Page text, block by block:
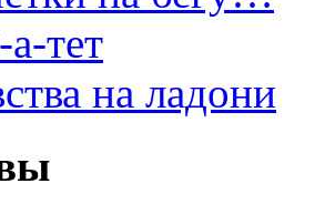
тет
на ладони